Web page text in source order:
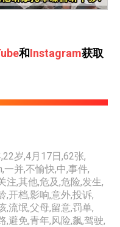
和Instagram获取
,22岁,4月17日,62张,
,一并,不愉快,中,事件,
注,其他,危及,危险,发生,
,开档,影响,意外,投诉,
,流氓,父母,留意,罚单,
,避免,青年,风险,飙,驾驶,